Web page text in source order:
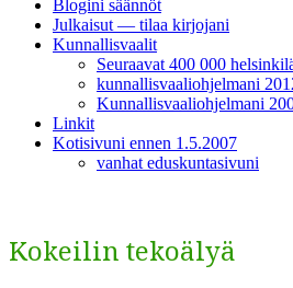
Blogini säännöt
Julkaisut — tilaa kirjojani
Kunnallisvaalit
Seuraavat 400 000
kunnallisvaaliohjelmani
Kunnallisvaaliohjelmani
Linkit
Kotisivuni ennen 1.5.2007
vanhat eduskuntasivuni
Kokeilin tekoälyä